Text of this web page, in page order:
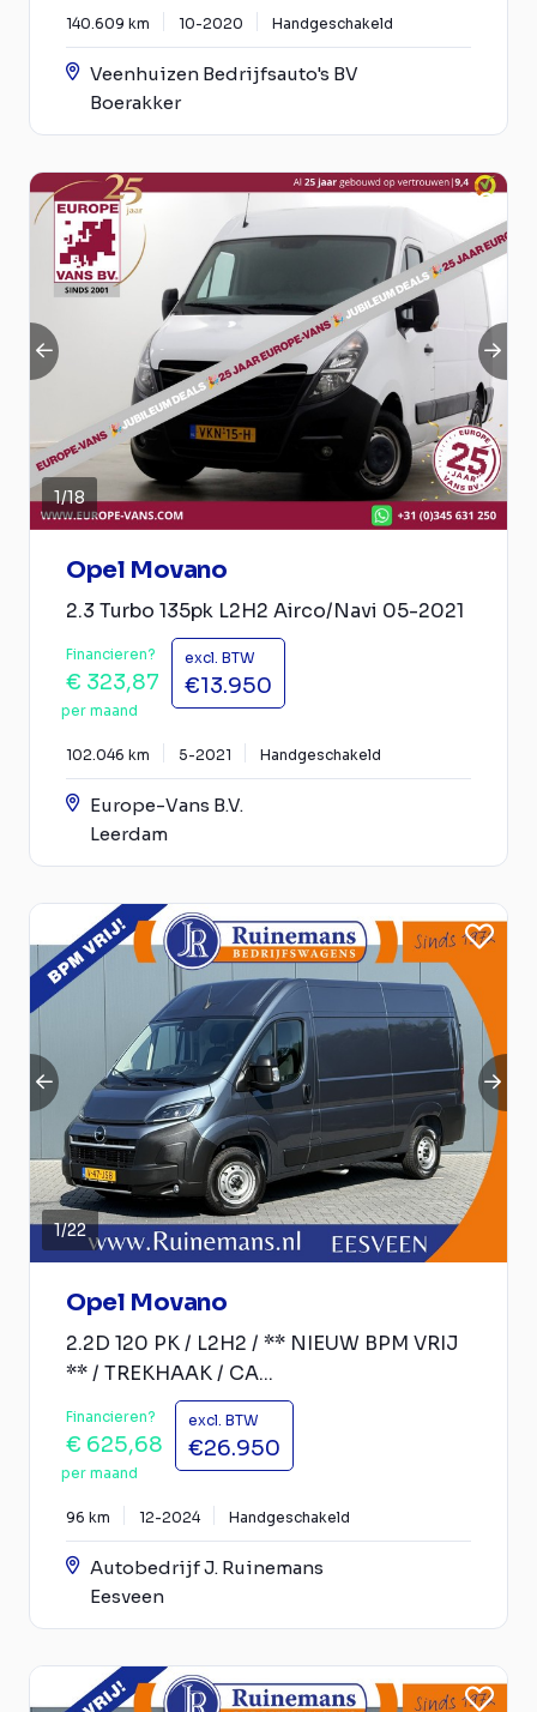
140.609 km 10-2020 Handgeschakeld
Veenhuizen Bedrijfsauto's BV
Boerakker
1/18
Opel Movano
2.3 Turbo 135pk L2H2 Airco/Navi 05-2021
Financieren?
€ 323,87
per maand
excl. BTW
€13.950
102.046 km 5-2021 Handgeschakeld
Europe-Vans B.V.
Leerdam
1/22
Opel Movano
2.2D 120 PK / L2H2 / ** NIEUW BPM VRIJ
** / TREKHAAK / CA...
Financieren?
€ 625,68
per maand
excl. BTW
€26.950
96 km 12-2024 Handgeschakeld
Autobedrijf J. Ruinemans
Eesveen